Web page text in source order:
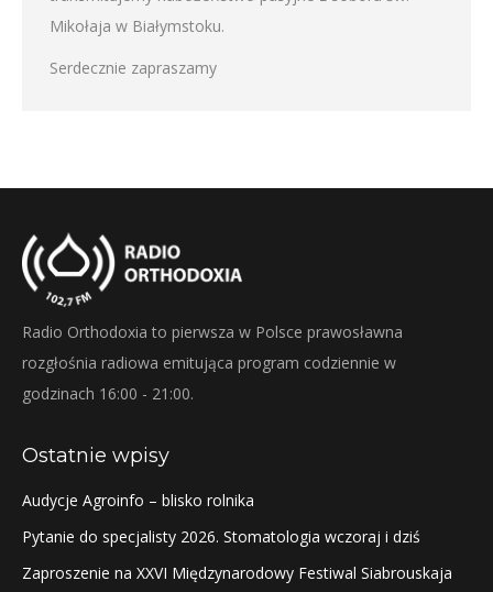
Mikołaja w Białymstoku.
Serdecznie zapraszamy
Radio Orthodoxia to pierwsza w Polsce prawosławna
rozgłośnia radiowa emitująca program codziennie w
godzinach 16:00 - 21:00.
Ostatnie wpisy
Audycje Agroinfo – blisko rolnika
Pytanie do specjalisty 2026. Stomatologia wczoraj i dziś
Zaproszenie na XXVI Międzynarodowy Festiwal Siabrouskaja